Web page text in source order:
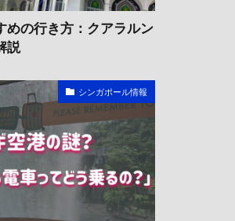
めの行き方：クアラルン
説
シンガポール情報